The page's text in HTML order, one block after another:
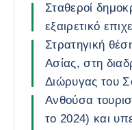
Σταθεροί
εξαιρετικό
Στρατηγική
Ασίας, στη
Διώρυγας του
Ανθούσα
το 2024) και